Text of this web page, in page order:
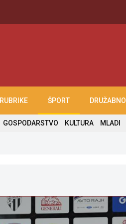
RUBRIKE ŠPORT DRUŽABNO
GOSPODARSTVO KULTURA MLADI